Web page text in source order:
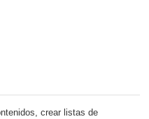
crear listas de